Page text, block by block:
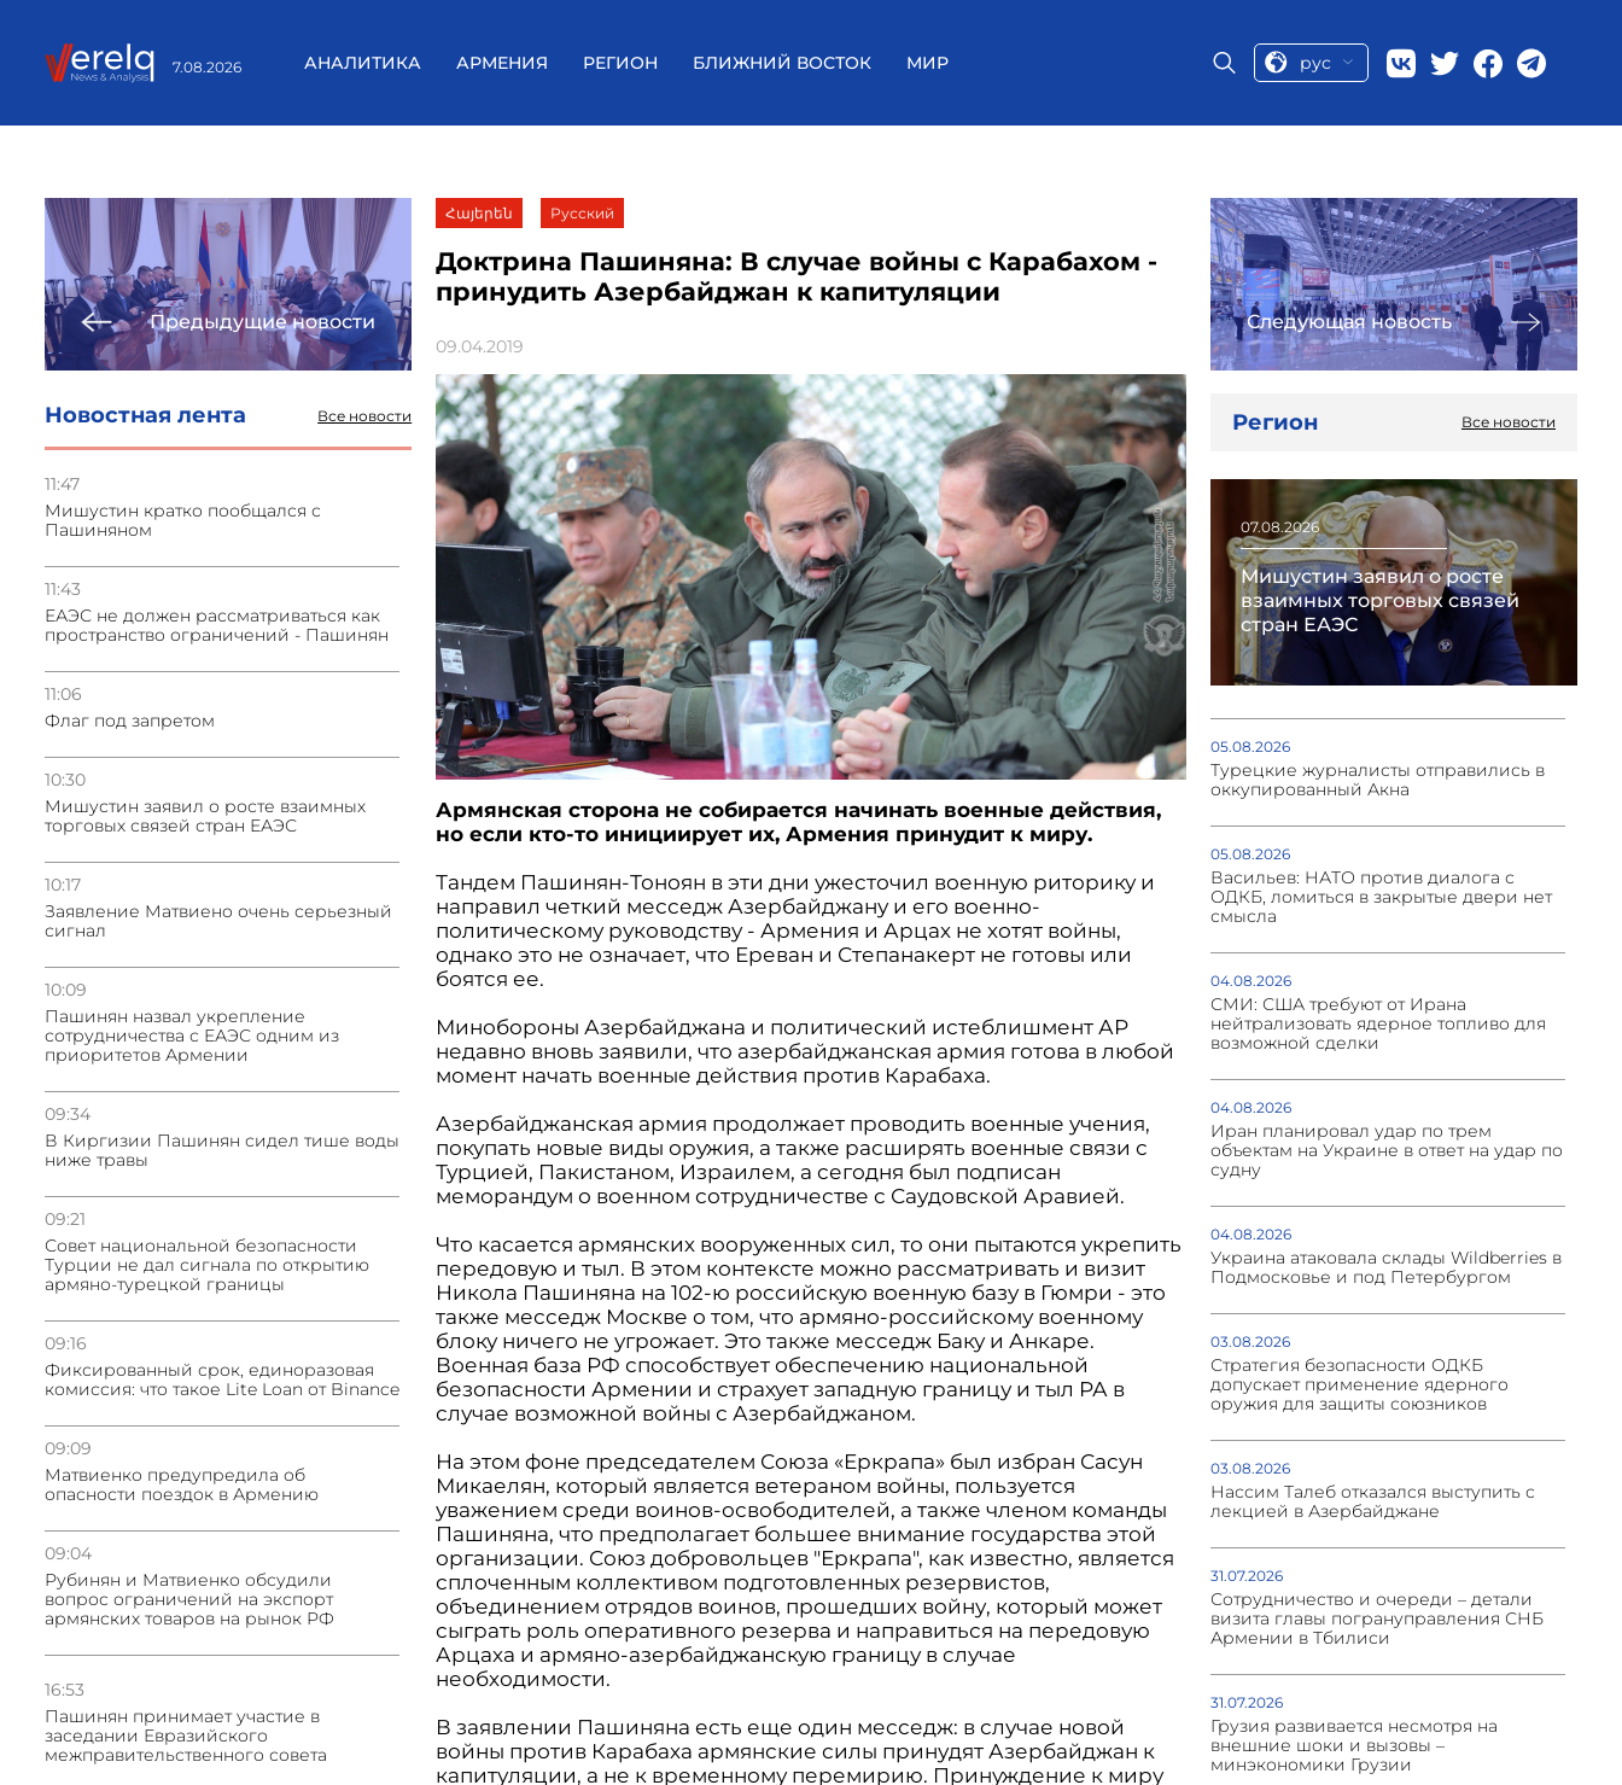
7.08.2026 АНАЛИТИКА АРМЕНИЯ РЕГИОН БЛИЖНИЙ ВОСТОК МИР рус
Предыдущие новости
Новостная лента Все новости
11:47
Мишустин кратко пообщался с
Пашиняном
11:43
ЕАЭС не должен рассматриваться как
пространство ограничений - Пашинян
11:06
Флаг под запретом
10:30
Мишустин заявил о росте взаимных
торговых связей стран ЕАЭС
10:17
Заявление Матвиено очень серьезный
сигнал
10:09
Пашинян назвал укрепление
сотрудничества с ЕАЭС одним из
приоритетов Армении
09:34
В Киргизии Пашинян сидел тише воды
ниже травы
09:21
Совет национальной безопасности
Турции не дал сигнала по открытию
армяно-турецкой границы
09:16
Фиксированный срок, единоразовая
комиссия: что такое Lite Loan от Binance
09:09
Матвиенко предупредила об
опасности поездок в Армению
09:04
Рубинян и Матвиенко обсудили
вопрос ограничений на экспорт
армянских товаров на рынок РФ
16:53
Пашинян принимает участие в
заседании Евразийского
межправительственного совета
Հայերեն Русский
Доктрина Пашиняна: В случае войны с Карабахом -
принудить Азербайджан к капитуляции
09.04.2019
Армянская сторона не собирается начинать военные действия,
но если кто-то инициирует их, Армения принудит к миру.
Тандем Пашинян-Тоноян в эти дни ужесточил военную риторику и
направил четкий месседж Азербайджану и его военно-
политическому руководству - Армения и Арцах не хотят войны,
однако это не означает, что Ереван и Степанакерт не готовы или
боятся ее.
Минобороны Азербайджана и политический истеблишмент АР
недавно вновь заявили, что азербайджанская армия готова в любой
момент начать военные действия против Карабаха.
Азербайджанская армия продолжает проводить военные учения,
покупать новые виды оружия, а также расширять военные связи с
Турцией, Пакистаном, Израилем, а сегодня был подписан
меморандум о военном сотрудничестве с Саудовской Аравией.
Что касается армянских вооруженных сил, то они пытаются укрепить
передовую и тыл. В этом контексте можно рассматривать и визит
Никола Пашиняна на 102-ю российскую военную базу в Гюмри - это
также месседж Москве о том, что армяно-российскому военному
блоку ничего не угрожает. Это также месседж Баку и Анкаре.
Военная база РФ способствует обеспечению национальной
безопасности Армении и страхует западную границу и тыл РА в
случае возможной войны с Азербайджаном.
На этом фоне председателем Союза «Еркрапа» был избран Сасун
Микаелян, который является ветераном войны, пользуется
уважением среди воинов-освободителей, а также членом команды
Пашиняна, что предполагает большее внимание государства этой
организации. Союз добровольцев "Еркрапа", как известно, является
сплоченным коллективом подготовленных резервистов,
объединением отрядов воинов, прошедших войну, который может
сыграть роль оперативного резерва и направиться на передовую
Арцаха и армяно-азербайджанскую границу в случае
необходимости.
В заявлении Пашиняна есть еще один месседж: в случае новой
войны против Карабаха армянские силы принудят Азербайджан к
капитуляции, а не к временному перемирию. Принуждение к миру
Следующая новость
Регион Все новости
07.08.2026
Мишустин заявил о росте
взаимных торговых связей
стран ЕАЭС
05.08.2026
Турецкие журналисты отправились в
оккупированный Акна
05.08.2026
Васильев: НАТО против диалога с
ОДКБ, ломиться в закрытые двери нет
смысла
04.08.2026
СМИ: США требуют от Ирана
нейтрализовать ядерное топливо для
возможной сделки
04.08.2026
Иран планировал удар по трем
объектам на Украине в ответ на удар по
судну
04.08.2026
Украина атаковала склады Wildberries в
Подмосковье и под Петербургом
03.08.2026
Стратегия безопасности ОДКБ
допускает применение ядерного
оружия для защиты союзников
03.08.2026
Нассим Талеб отказался выступить с
лекцией в Азербайджане
31.07.2026
Сотрудничество и очереди – детали
визита главы погрануправления СНБ
Армении в Тбилиси
31.07.2026
Грузия развивается несмотря на
внешние шоки и вызовы –
минэкономики Грузии